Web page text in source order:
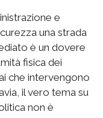
e
una strada
è un dovere
fisica dei
che intervengono
il vero tema su
non è